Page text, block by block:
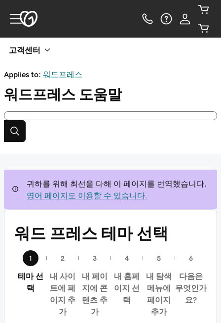
고객센터
Applies to: 워드프레스
워드프레스 도움말
귀하를 위해 최선을 다해 이 페이지를 번역했습니다.
영어 페이지도 이용할 수 있습니다.
워드 프레스 테마 선택
테마 선
택
내 사이
트에 페
이지 추
가
내 페이
지에 콘
텐츠 추
가
내 홈페
이지 선
택
내 탐색
메뉴에
페이지
추가
다음은
무엇인가
요?